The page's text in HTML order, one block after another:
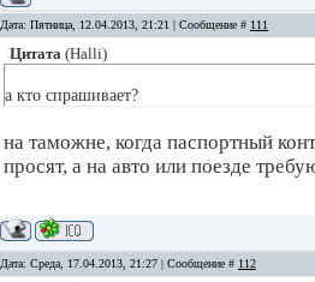
Дата: Пятница, 12.04.2013, 21:21 | Сообщение # 111
Цитата (Halli)
а кто спрашивает?
на таможне, когда паспортный
просят, а на авто или поезде
Дата: Среда, 17.04.2013, 21:27 | Сообщение # 112